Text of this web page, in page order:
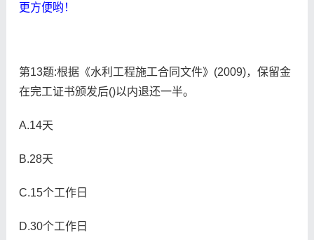
更方便哟！
第13题:根据《水利工程施工合同文件》(2009)，保留金
在完工证书颁发后()以内退还一半。
A.14天
B.28天
C.15个工作日
D.30个工作日